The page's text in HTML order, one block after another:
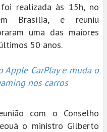
realizada às 15h, no
Brasília, e reuniu
uma das maiores
50 anos.
CarPlay e muda o
nos carros
com o Conselho
o ministro Gilberto